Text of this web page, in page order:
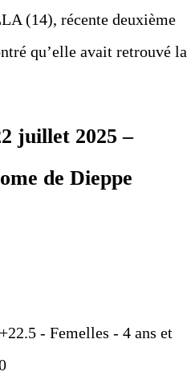
(14), récente deuxième
qu’elle avait retrouvé la
juillet 2025 –
de Dieppe
- Femelles - 4 ans et